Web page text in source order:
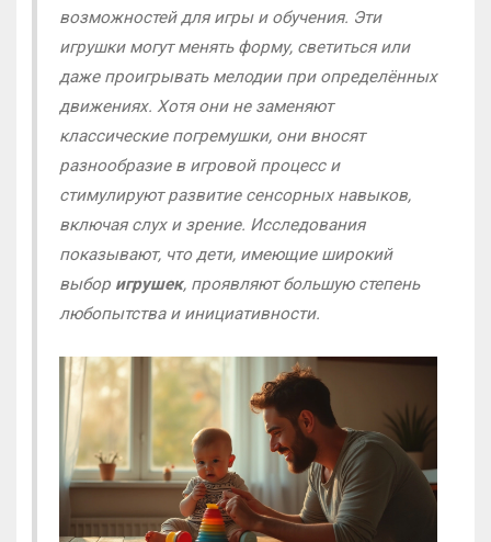
возможностей для игры и обучения. Эти
игрушки могут менять форму, светиться или
даже проигрывать мелодии при определённых
движениях. Хотя они не заменяют
классические погремушки, они вносят
разнообразие в игровой процесс и
стимулируют развитие сенсорных навыков,
включая слух и зрение. Исследования
показывают, что дети, имеющие широкий
выбор игрушек, проявляют большую степень
любопытства и инициативности.